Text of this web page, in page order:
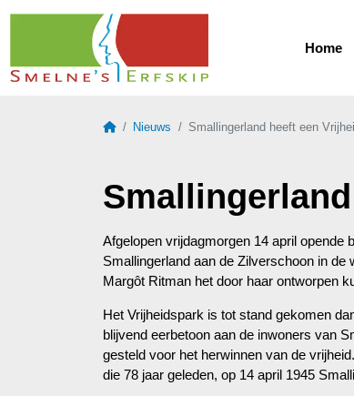
Home
HomeNieuws Smallingerland heeft een
Afgelopen vrijdagmorgen 14 april opende
Smallingerland aan de Zilverschoon in
Margôt Ritman het door haar ontworpen
Het Vrijheidspark is tot stand gekomen
blijvend eerbetoon aan de inwoners van
gesteld voor het herwinnen van de
die 78 jaar geleden, op 14 april 1945